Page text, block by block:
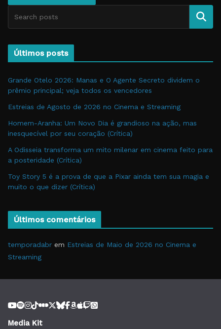
Pesquise
Últimos posts
Grande Otelo 2026: Manas e O Agente Secreto dividem o
prêmio principal; veja todos os vencedores
Estreias de Agosto de 2026 no Cinema e Streaming
Homem-Aranha: Um Novo Dia é grandioso na ação, mas
inesquecível por seu coração (Crítica)
A Odisseia transforma um mito milenar em cinema feito para
a posteridade (Crítica)
Toy Story 5 é a prova de que a Pixar ainda tem sua magia e
muito o que dizer (Crítica)
Últimos comentários
temporadabr em Estreias de Maio de 2026 no Cinema e
Streaming
Media Kit